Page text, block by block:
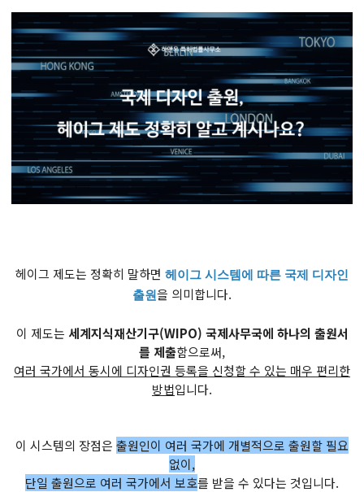
헤이그 제도는 정확히 말하면 헤이그 시스템에 따른 국제 디자인
출원을 의미합니다.
이 제도는 세계지식재산기구(WIPO) 국제사무국에 하나의 출원서
를 제출함으로써,
여러 국가에서 동시에 디자인권 등록을 신청할 수 있는 매우 편리한
방법입니다.
이 시스템의 장점은 출원인이 여러 국가에 개별적으로 출원할 필요
없이,
단일 출원으로 여러 국가에서 보호를 받을 수 있다는 것입니다.